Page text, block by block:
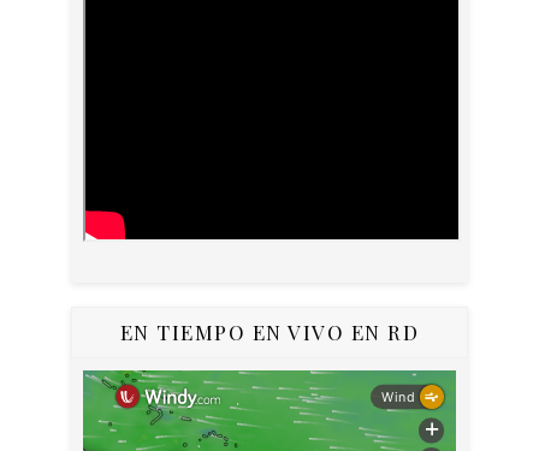
EN TIEMPO EN VIVO EN RD